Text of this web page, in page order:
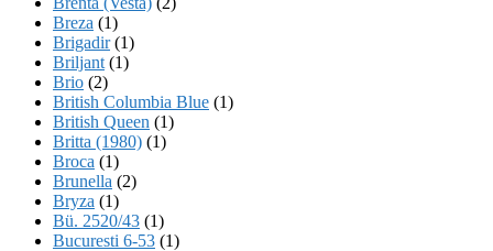
Breza (1)
Brigadir(1)
Briljant (1)
Brio (2)
British Columbia Blue (1)
British Queen (1)
Britta (1980) (1)
Broca (1)
Brunella (2)
Bryza (1)
Bü. 2520/43 (1)
Bucuresti 6-53 (1)